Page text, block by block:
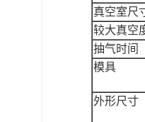
真空室尺
较大真空
抽气时间
模具
外形尺寸